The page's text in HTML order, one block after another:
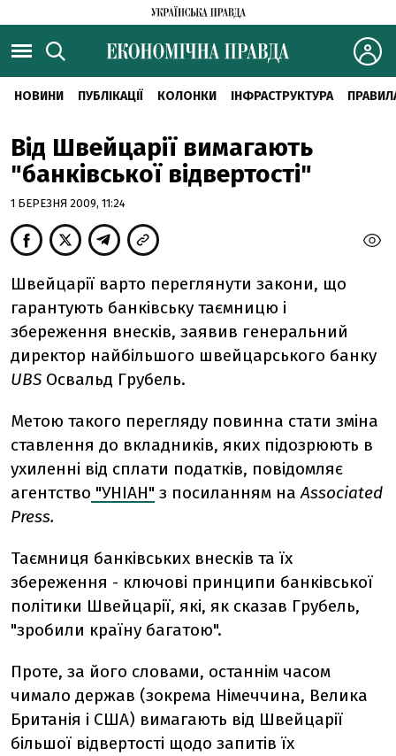
НОВИНИ ПУБЛІКАЦІЇ КОЛОНКИ ІНФРАСТРУКТУРА
Від Швейцарії вимагають
"банківської відвертості"
1 БЕРЕЗНЯ 2009, 11:24
Швейцарії варто переглянути закони, що
гарантують банківську таємницю і
збереження внесків, заявив генеральний
директор найбільшого швейцарського банку
UBS Освальд Грубель.
Метою такого перегляду повинна стати зміна
ставлення до вкладників, яких підозрюють в
ухиленні від сплати податків, повідомляє
агентство "УНІАН" з посиланням наAssociated
Press.
Таємниця банківських внесків та їх
збереження - ключові принципи банківської
політики Швейцарії, які, як сказав Грубель,
"зробили країну багатою".
Проте, за його словами, останнім часом
чимало держав (зокрема Німеччина, Велика
Британія і США) вимагають від Швейцарії
більшої відвертості щодо запитів їх